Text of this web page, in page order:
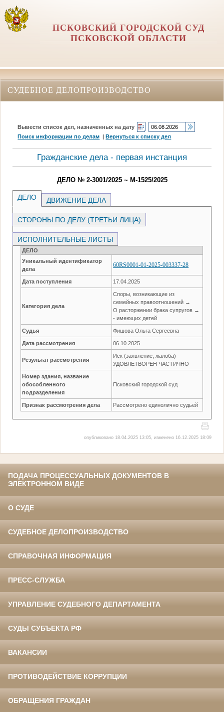
ПСКОВСКИЙ ГОРОДСКОЙ СУД
ПСКОВСКОЙ ОБЛАСТИ
СУДЕБНОЕ ДЕЛОПРОИЗВОДСТВО
Вывести список дел, назначенных на дату
Поиск информации по делам |Вернуться к списку дел
Гражданские дела - первая инстанция
ДЕЛО № 2-3001/2025 ~ М-1525/2025
ДЕЛО ДВИЖЕНИЕ ДЕЛА
СТОРОНЫ ПО ДЕЛУ (ТРЕТЬИ ЛИЦА)
ИСПОЛНИТЕЛЬНЫЕ ЛИСТЫ
ДЕЛО
Уникальный идентификатор
дела
60RS0001-01-2025-003337-28
Дата поступления 17.04.2025
Категория дела
Споры, возникающие из
семейных правоотношений →
О расторжении брака супругов →
- имеющих детей
Судья Фишова Ольга Сергеевна
Дата рассмотрения 06.10.2025
Результат рассмотрения
Иск (заявление, жалоба)
УДОВЛЕТВОРЕН ЧАСТИЧНО
Номер здания, название
обособленного
подразделения
Псковский городской суд
Признак рассмотрения дела Рассмотрено единолично судьей
опубликовано 18.04.2025 13:05, изменено 16.12.2025 18:09
ПОДАЧА ПРОЦЕССУАЛЬНЫХ ДОКУМЕНТОВ В
ЭЛЕКТРОННОМ ВИДЕ
О СУДЕ
СУДЕБНОЕ ДЕЛОПРОИЗВОДСТВО
СПРАВОЧНАЯ ИНФОРМАЦИЯ
ПРЕСС-СЛУЖБА
УПРАВЛЕНИЕ СУДЕБНОГО ДЕПАРТАМЕНТА
СУДЫ СУБЪЕКТА РФ
ВАКАНСИИ
ПРОТИВОДЕЙСТВИЕ КОРРУПЦИИ
ОБРАЩЕНИЯ ГРАЖДАН